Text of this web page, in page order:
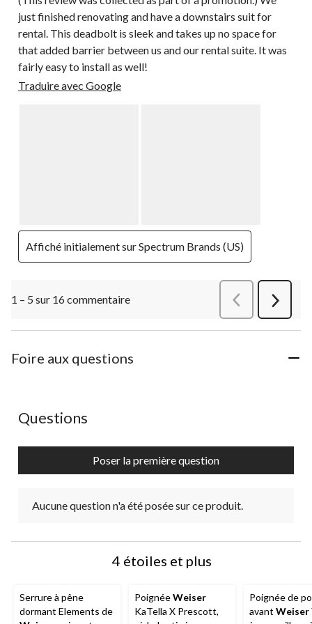
just finished renovating and have a downstairs suit for
rental. This deadbolt is sleek and takes up no space for
that added barrier between us and our rental suite. It was
fairly easy to install as well!
Traduire avec Google
Affiché initialement sur Spectrum Brands (US)
1 – 5 sur 16 commentaire
Suivant
Foire aux questions
Aucune question n'a été posée sur ce produit.
Questions
Poser la première question
Aucune question n'a été posée sur ce produit.
4 étoiles et plus
Serrure à pêne
dormant Elements de
PoignéeWeiser
KaTella X Prescott,
Poignée de
avant Weiser